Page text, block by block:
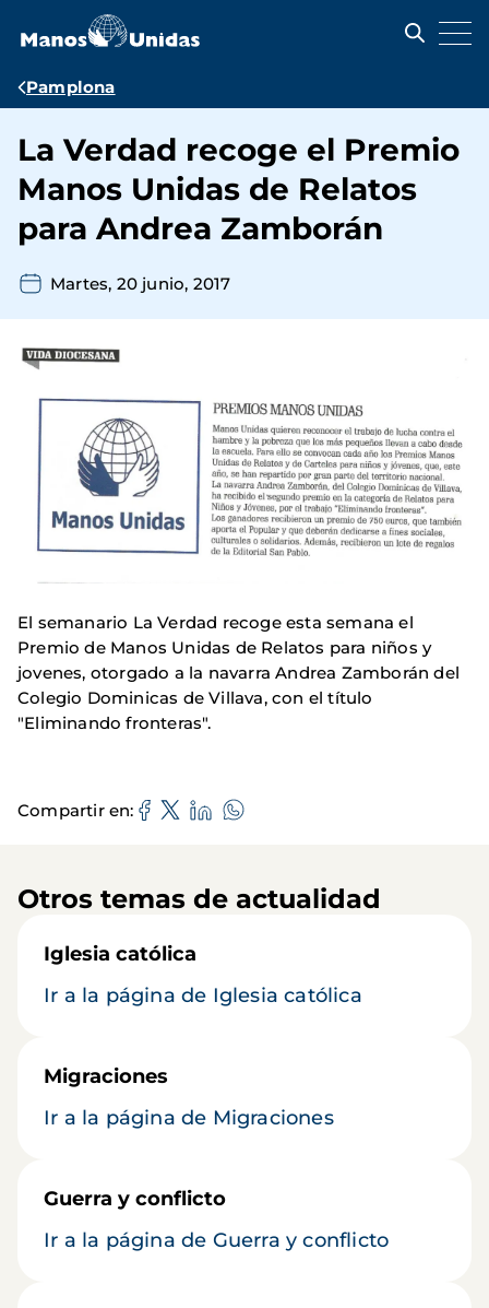
contenido
Ruta
navegación
Pamplona
La Verdad recoge el Premio
Manos Unidas de Relatos
para Andrea Zamborán
Martes, 20 junio, 2017
El semanario La Verdad recoge esta semana el
Premio de Manos Unidas de Relatos para niños y
jovenes, otorgado a la navarra Andrea Zamborán del
Colegio Dominicas de Villava, con el título
"Eliminando fronteras".
Compartir en
Otros temas de actualidad
Iglesia católica
Ir a la página de Iglesia católica
Migraciones
Ir a la página de Migraciones
Guerra y conflicto
Ir a la página de Guerra y conflicto